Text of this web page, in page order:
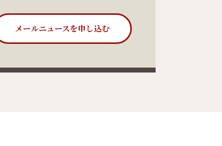
メールニュースを申し込む